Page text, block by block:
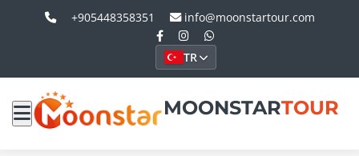
+905448358351 info@moonstartour.com
TR
MOONSTARTOUR